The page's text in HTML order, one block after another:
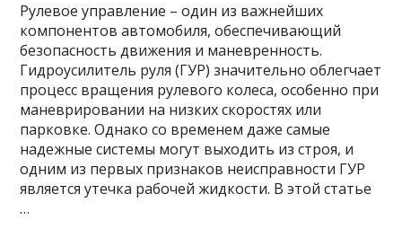
Рулевое управление – один из важнейших
компонентов автомобиля, обеспечивающий
безопасность движения и маневренность.
Гидроусилитель руля (ГУР) значительно облегчает
процесс вращения рулевого колеса, особенно при
маневрировании на низких скоростях или
парковке. Однако со временем даже самые
надежные системы могут выходить из строя, и
одним из первых признаков неисправности ГУР
является утечка рабочей жидкости. В этой статье
…